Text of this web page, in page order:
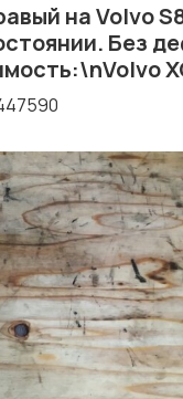
на Volvo
Без